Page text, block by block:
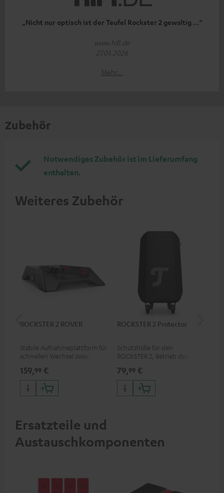
„Nicht nur optisch ist der Teufel Rockster 2 gewaltig …“
www.hifi.de
27.01.2026
Mehr...
Zubehör
Notwendiges Zubehör ist im Lieferumfang
enthalten.
Weiteres Zubehör
ROCKSTER 2 ROVER
Stabile Aufnahmeplattform für
schnellen Wechsel zwischen
Anwendungszweck
159,99 €
ROCKSTER 2 Protector
Schutzhülle für den
ROCKSTER 2, Betrieb des
2 Protector möglich
79,99 €
Ersatzteile und
Austauschkomponenten